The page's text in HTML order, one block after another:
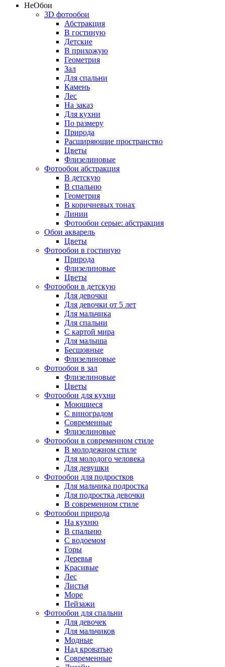
НеОбои
3D фотообои
Абстракция
В гостиную
Детские
В прихожую
Геометрия
Зал
Для спальни
Камень
Лес
На заказ
Для кухни
По размеру
Природа
Расширяющие пространство
Цветы
Флизелиновые
Фотообои абстракция
В детскую
В спальню
Геометрия
В коричневых тонах
Линии
Фотообои серые: абстракция
Обои акварель
Цветы
Фотообои в гостиную
Природа
Флизелиновые
Цветы
Фотообои в детскую
Для девочки
Для девочки от 5 лет
Для мальчика
Для спальни
С картой мира
Для малыша
Бесшовные
Флизелиновые
Фотообои в зал
Флизелиновые
Цветы
Фотообои для кухни
Моющиеся
С виноградом
Современные
Флизелиновые
Фотообои в современном стиле
В молодежном стиле
Для молодого человека
Для девушки
Фотообои для подростков
Для мальчика подростка
Для подростка девочки
В современном стиле
Фотообои природа
На кухню
В спальню
С водоемом
Горы
Деревья
Красивые
Лес
Листья
Море
Пейзажи
Фотообои для спальни
Для девочек
Для мальчиков
Модные
Над кроватью
Современные